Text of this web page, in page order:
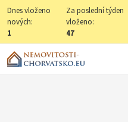
Dnes vloženo
nových:
1
Za poslední týden
vloženo:
47